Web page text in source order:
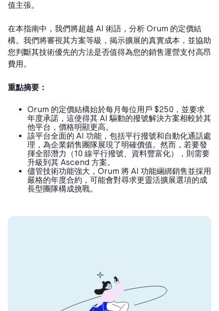
值主張。
在本指南中，我們將超越 AI 術語，分析 Orum 的定價結
構。我們將審視其方案等級，揭示擴展的真實成本，並協助
您判斷其技術優先的方法是否值得為您的銷售運營支付高昂
費用。
重點摘要：
Orum 的定價結構始於每月每位用戶 $250，並要求
年度承諾，這使得其 AI 驅動的撥號解決方案相較於其
他平台，價格明顯更高。
該平台全面的 AI 功能，包括平行撥號和自動化通話處
理，為企業銷售團隊展現了明確價值。然而，若要發
揮全部潛力（10 線平行撥號、資料豐富化），則需要
升級到其 Ascend 方案。
儘管技術功能強大，Orum 將 AI 功能綑綁銷售並採用
嚴格的年度合約，可能會對尋求更靈活擴展選項的成
長型團隊構成挑戰。